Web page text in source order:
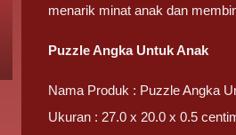
menarik minat anak dan
Puzzle Angka Untuk Anak
Nama Produk : Puzzle Angka
Ukuran : 27.0 x 20.0 x 0.5